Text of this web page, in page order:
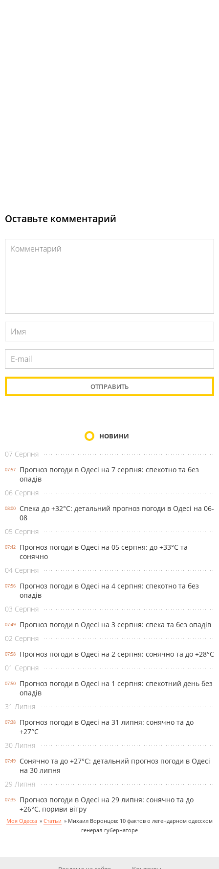
Оставьте комментарий
НОВИНИ
07 Серпня
07:57
Прогноз погоди в Одесі на 7 серпня: спекотно та без
опадів
06 Серпня
08:00
Спека до +32°С: детальний прогноз погоди в Одесі на 06-
08
05 Серпня
07:42
Прогноз погоди в Одесі на 05 серпня: до +33°С та
сонячно
04 Серпня
07:56
Прогноз погоди в Одесі на 4 серпня: спекотно та без
опадів
03 Серпня
07:49
Прогноз погоди в Одесі на 3 серпня: спека та без опадів
02 Серпня
07:58
Прогноз погоди в Одесі на 2 серпня: сонячно та до +28°С
01 Серпня
07:50
Прогноз погоди в Одесі на 1 серпня: спекотний день без
опадів
31 Липня
07:38
Прогноз погоди в Одесі на 31 липня: сонячно та до
+27°С
30 Липня
07:49
Сонячно та до +27°С: детальний прогноз погоди в Одесі
на 30 липня
29 Липня
07:35
Прогноз погоди в Одесі на 29 липня: сонячно та до
+26°С, пориви вітру
Моя Одесса » Cтатьи » Михаил Воронцов: 10 фактов о легендарном одесском
генерал-губернаторе